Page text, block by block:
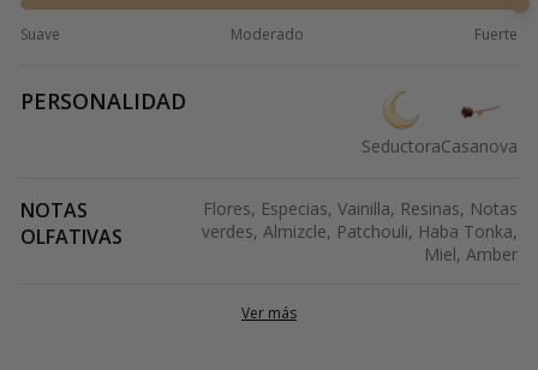
Suave Moderado Fuerte
PERSONALIDAD
SeductoraCasanova
NOTAS
OLFATIVAS
Flores, Especias, Vainilla, Resinas, Notas
verdes, Almizcle, Patchouli, Haba Tonka,
Miel, Amber
Ver más